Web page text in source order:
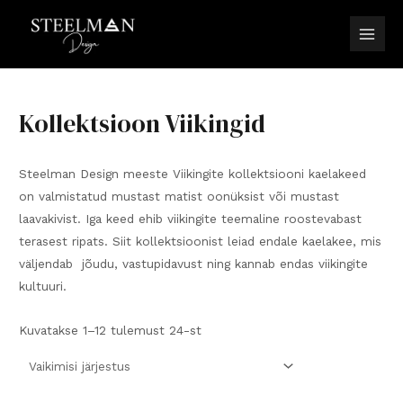
Main
Kollektsioon Viikingid
Steelman Design meeste Viikingite kollektsiooni kaelakeed
on valmistatud mustast matist oonüksist või mustast
laavakivist. Iga keed ehib viikingite teemaline roostevabast
terasest ripats. Siit kollektsioonist leiad endale kaelakee, mis
väljendab jõudu, vastupidavust ning kannab endas viikingite
kultuuri.
Kuvatakse 1–12 tulemust 24-st